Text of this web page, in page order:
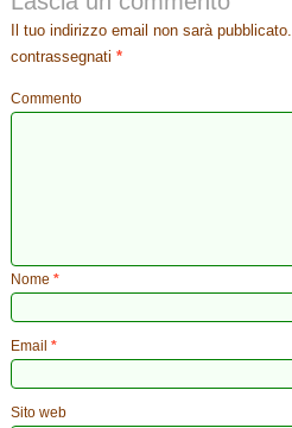
Il tuo indirizzo email non sarà pubblicato.
contrassegnati*
Commento
Nome*
Email*
Sito web